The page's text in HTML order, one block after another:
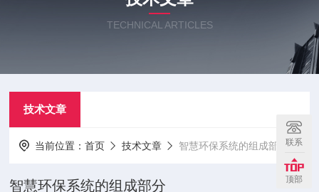
TECHNICAL ARTICLES
技术文章
当前位置：首页 技术文章 智慧环保系统的组成部分
智慧环保系统的组成部分
联系
顶部